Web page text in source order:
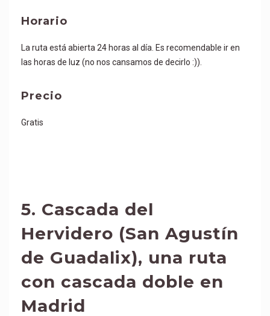
Horario
La ruta está abierta 24 horas al día. Es recomendable ir en
las horas de luz (no nos cansamos de decirlo :)).
Precio
Gratis
5. Cascada del
Hervidero (San Agustín
de Guadalix), una ruta
con cascada doble en
Madrid